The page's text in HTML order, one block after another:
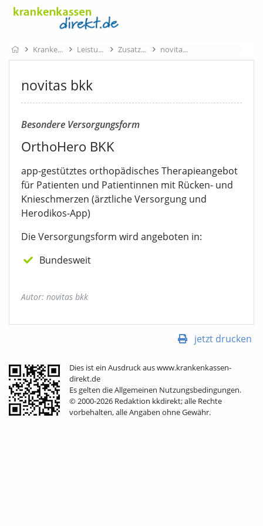
Kranke Leistu Zusatz novita
novitas bkk
Besondere Versorgungsform
OrthoHero BKK
app-gestütztes orthopädisches Therapieangebot
für Patienten und Patientinnen mit Rücken- und
Knieschmerzen (ärztliche Versorgung und
Herodikos-App)
Die Versorgungsform wird angeboten in:
Bundesweit
Autor: novitas bkk
jetzt drucken
Dies ist ein Ausdruck aus www.krankenkassen-
direkt.de
Es gelten die Allgemeinen Nutzungsbedingungen.
© 2000-2026 Redaktion kkdirekt; alle Rechte
vorbehalten, alle Angaben ohne Gewähr.